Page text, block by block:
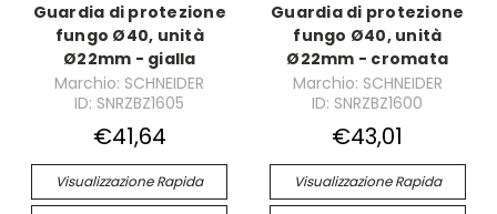
Guardia di protezione
fungo Ø40, unità
Ø22mm - gialla
Marchio: SCHNEIDER
ID: SNRZBZ1605
€41,64
Visualizzazione Rapida
Guardia di protezione
fungo Ø40, unità
Ø22mm - cromata
Marchio: SCHNEIDER
ID: SNRZBZ1600
€43,01
Visualizzazione Rapida